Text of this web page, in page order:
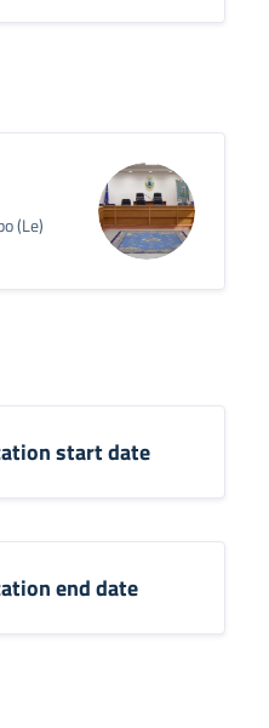
(Le)
start date
end date